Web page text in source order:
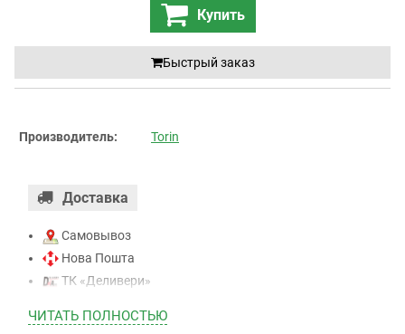
Купить
Быстрый заказ
Производитель: Torin
Доставка
Самовывоз
Нова Пошта
ТК «Деливери»
ТК “Justin”
ЧИТАТЬ ПОЛНОСТЬЮ